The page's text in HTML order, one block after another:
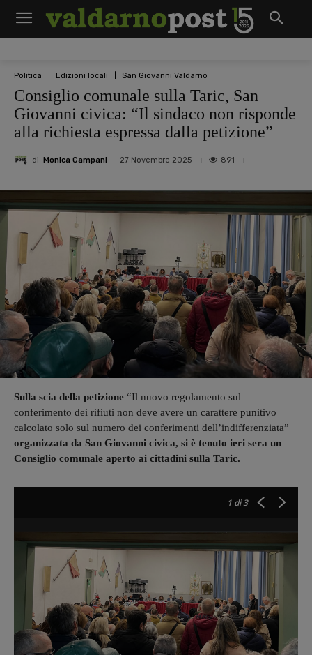
Politica Edizioni locali San Giovanni Valdarno
Consiglio comunale sulla Taric, San
Giovanni civica: “Il sindaco non risponde
alla richiesta espressa dalla petizione”
di Monica Campani 27 Novembre 2025 891
Sulla scia della petizione “Il nuovo regolamento sul
conferimento dei rifiuti non deve avere un carattere punitivo
calcolato solo sul numero dei conferimenti dell’indifferenziata”
organizzata da San Giovanni civica, si è tenuto ieri sera un
Consiglio comunale aperto ai cittadini sulla Taric.
1 di 3